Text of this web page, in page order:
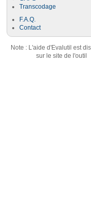
Transcodage
F.A.Q.
Contact
Note : L'aide d'Evalutil est
sur le site de l'outil